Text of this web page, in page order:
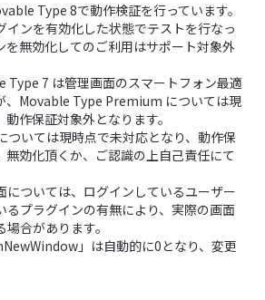
Type 8で動作検証を行っています。
インを有効化した状態でテストを行なっ
を無効化してのご利用はサポート対象外
Type 7 は管理画面のスマートフォン最適
、Movable Type Premium については現
作保証対象外となります。
ついては現時点で未対応となり、動作保
無効化頂くか、ご認識の上自己責任にて
については、ログインしているユーザー
るプラグインの有無により、実際の画面
合があります。
」は自動的に0となり、変更